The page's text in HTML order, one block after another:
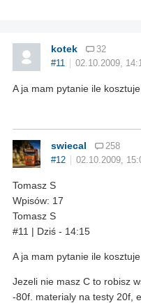
kotek
32
#11
02.10.2009,
A ja mam pytanie ile
swiecal
258
#12
02.10.2009,
Tomasz S
Wpisów: 17
Tomasz S
#11 | Dziś - 14:15
A ja mam pytanie ile
Jezeli nie masz C to robisz
-80f. materialy na testy 20f,